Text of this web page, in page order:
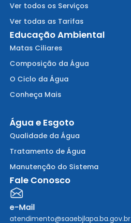
Ver todos os Serviços
Ver todas as Tarifas
Educação Ambiental
Matas Ciliares
Composição da Água
O Ciclo da Água
Conheça Mais
Água e Esgoto
Qualidade da Água
Tratamento de Água
Manutenção do Sistema
Fale Conosco
e-Mail
atendimento@saaebjlapa.ba.gov.br